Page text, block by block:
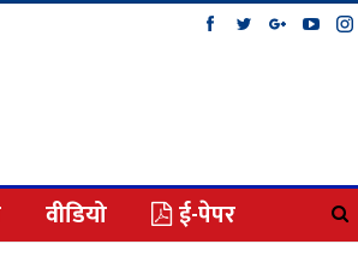
वीडियो ई-पेपर